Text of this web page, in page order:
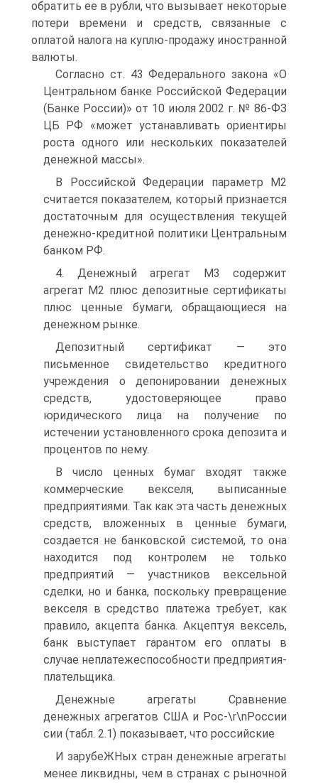
обратить ее в рубли, что вызывает некоторые
потери времени и средств, связанные с
оплатой налога на куплю-продажу иностранной
валюты.
Согласно ст. 43 Федерального закона «О
Центральном банке Российской Федерации
(Банке России)» от 10 июля 2002 г. № 86-ФЗ
ЦБ РФ «может устанавливать ориентиры
роста одного или нескольких показателей
денежной массы».
В Российской Федерации параметр М2
считается показателем, который признается
достаточным для осуществления текущей
денежно-кредитной политики Центральным
банком РФ.
4. Денежный агрегат М3 содержит
агрегат М2 плюс депозитные сертификаты
плюс ценные бумаги, обращающиеся на
денежном рынке.
Депозитный сертификат — это
письменное свидетельство кредитного
учреждения о депонировании денежных
средств, удостоверяющее право
юридического лица на получение по
истечении установленного срока депозита и
процентов по нему.
В число ценных бумаг входят также
коммерческие векселя, выписанные
предприятиями. Так как эта часть денежных
средств, вложенных в ценные бумаги,
создается не банковской системой, то она
находится под контролем не только
предприятий — участников вексельной
сделки, но и банка, поскольку превращение
векселя в средство платежа требует, как
правило, акцепта банка. Акцептуя вексель,
банк выступает гарантом его оплаты в
случае неплатежеспособности предприятия-
плательщика.
Денежные агрегаты Сравнение
денежных агрегатов США и Рос-\r\nРоссии
сии (табл. 2.1) показывает, что российские
И зарубеЖНых стран денежные агрегаты
менее ликвидны, чем в странах с рыночной